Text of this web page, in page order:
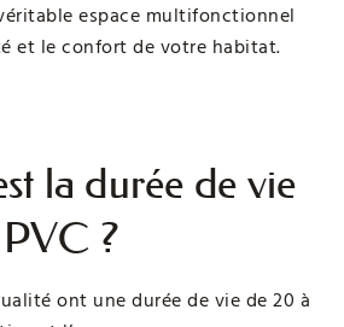
espace multifonctionnel
et le confort de votre habitat.
la durée de vie
?
ont une durée de vie de 20 à